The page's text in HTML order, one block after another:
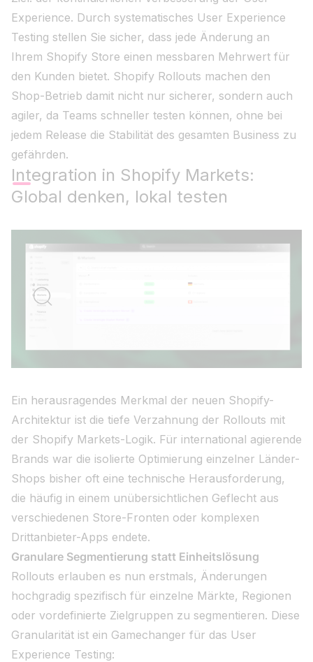
Experience. Durch systematisches User Experience
Testing stellen Sie sicher, dass jede Änderung an
Ihrem Shopify Store einen messbaren Mehrwert für
den Kunden bietet. Shopify Rollouts machen den
Shop-Betrieb damit nicht nur sicherer, sondern auch
agiler, da Teams schneller testen können, ohne bei
jedem Release die Stabilität des gesamten Business zu
gefährden.
Integration in Shopify Markets:
Global denken, lokal testen
Ein herausragendes Merkmal der neuen Shopify-
Architektur ist die tiefe Verzahnung der Rollouts mit
der Shopify Markets-Logik. Für international agierende
Brands war die isolierte Optimierung einzelner Länder-
Shops bisher oft eine technische Herausforderung,
die häufig in einem unübersichtlichen Geflecht aus
verschiedenen Store-Fronten oder komplexen
Drittanbieter-Apps endete.
Granulare Segmentierung statt Einheitslösung
Rollouts erlauben es nun erstmals, Änderungen
hochgradig spezifisch für einzelne Märkte, Regionen
oder vordefinierte Zielgruppen zu segmentieren. Diese
Granularität ist ein Gamechanger für das User
Experience Testing: